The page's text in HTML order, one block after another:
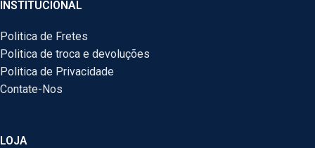
INSTITUCIONAL
Politica de Fretes
Politica de troca e devoluções
Politica de Privacidade
Contate-Nos
LOJA